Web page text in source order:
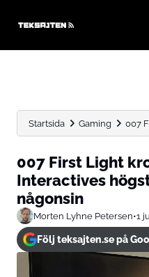
Startsida Gaming 007
007 First Light
Interactives
någonsin
Morten Lyhne Petersen•1
Följ teksajten.se på